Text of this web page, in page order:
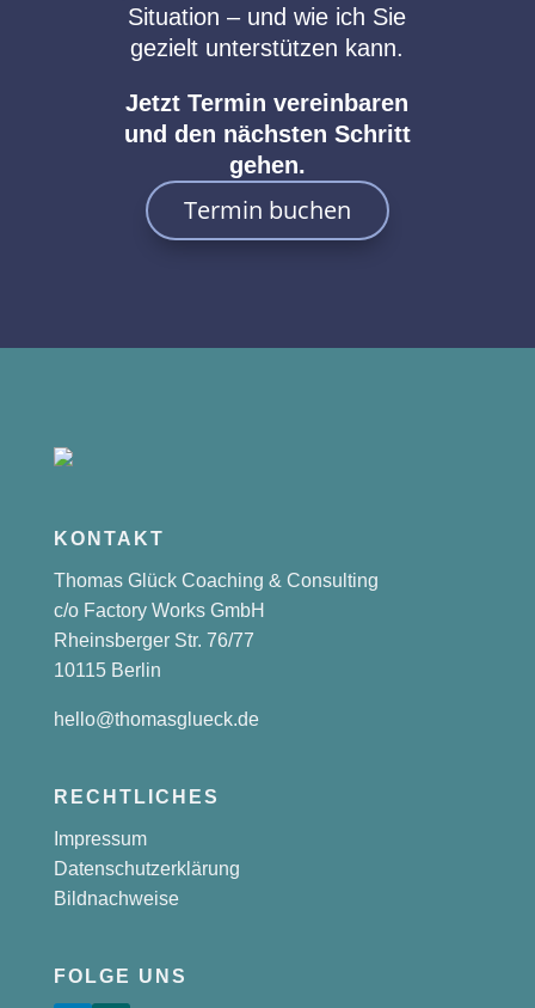
Situation – und wie ich Sie
gezielt unterstützen kann.
Jetzt Termin vereinbaren
und den nächsten Schritt
gehen.
Termin buchen
KONTAKT
Thomas Glück Coaching & Consulting
c/o Factory Works GmbH
Rheinsberger Str. 76/77
10115 Berlin
hello@thomasglueck.de
RECHTLICHES
Impressum
Datenschutzerklärung
Bildnachweise
FOLGE UNS